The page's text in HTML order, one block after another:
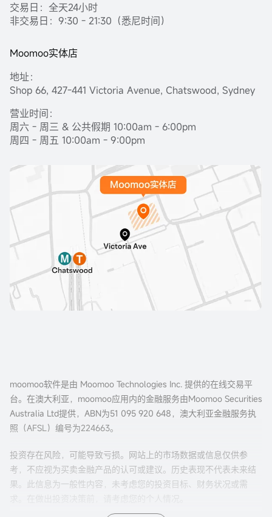
交易日：全天24小时
非交易日：9:30 - 21:30（悉尼时间）
Moomoo实体店
地址：
Shop 66, 427-441 Victoria Avenue, Chatswood, Sydney
营业时间：
周六 - 周三 & 公共假期 10:00am - 6:00pm
周四 - 周五 10:00am - 9:00pm
moomoo软件是由 Moomoo Technologies Inc. 提供的在线交易平
台。在澳大利亚，moomoo应用内的金融服务由Moomoo Securities
Australia Ltd提供，ABN为51 095 920 648，澳大利亚金融服务执
照（AFSL）编号为224663。
投资存在风险，可能导致亏损。网站上的市场数据或信息仅供参
考，不应视为买卖金融产品的认可或建议。历史表现不代表未来结
果。此信息为一般性内容，未考虑您的投资目标、财务状况或需